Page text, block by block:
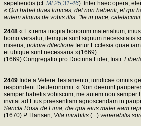
sepeliendis (cf. Mt 25,31-46). Inter haec opera,
« Qui habet duas tunicas, det non habenti; et qui
autem aliquis de vobis illis: "Ite in pace,
2448 « Extrema inopia bonorum materialium,
homo versatur, itemque sunt signum necessitatis
miseria, potiore dilectione fertur Ecclesia quae
et ubique sunt necessaria »(1669).
(1669) Congregatio pro Doctrina Fidei, Instr.
2449 Inde a Vetere Testamento, iuridicae omnis
respondent Deuteronomii: « Non deerunt
semper habetis vobiscum, me autem non semper
invitat ad Eius praesentiam agnoscendam in
Sancta Rosa de Lima, die qua eius mater eam
(1670) P. Hansen, Vita mirabilis (...) venerabilis